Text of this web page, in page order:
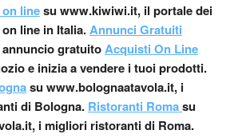
linesu www.kiwiwi.it, il portale dei
line in Italia.Annunci Gratuiti
gratuitoAcquisti On Line
e inizia a vendere i tuoi prodotti.
su www.bolognaatavola.it, i
di Bologna. Ristoranti Romasu
i migliori ristoranti di Roma.